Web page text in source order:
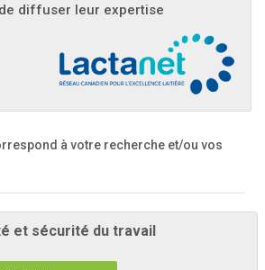
diffuser leur expertise
à votre recherche et/ou vos
et sécurité du travail